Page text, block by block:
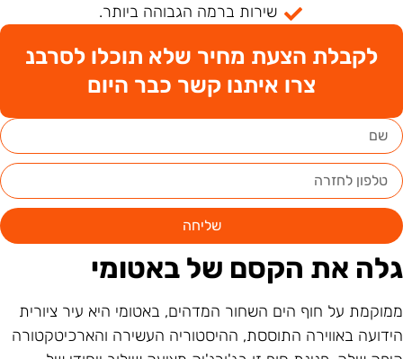
שירות ברמה הגבוהה ביותר.
לקבלת הצעת מחיר שלא תוכלו לסרבנ
צרו איתנו קשר כבר היום
שליחה
את הקסם של באטומי
על חוף הים השחור המדהים, באטומי היא עיר ציורית
באווירה התוססת, ההיסטוריה העשירה והארכיטקטורה